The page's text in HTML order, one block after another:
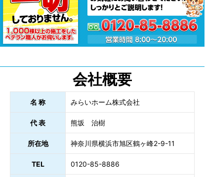
会社概要
名 称 みらいホーム株式会社
代 表 熊坂 治樹
所在地 神奈川県横浜市旭区鶴ヶ峰2-9-11
TEL 0120-85-8886